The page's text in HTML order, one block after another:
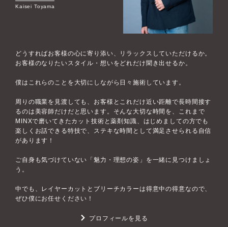
Kaisei Toyama
どうすればお客様の心に寄り添い、リラックスしていただけるか。
お客様のなりたいスタイル・想いをどれだけ聞き出せるか。
僕はこれらのことを大切にしながら日々施術しています。
周りの職業を見渡しても、お客様とこれだけ近い距離で長時間接す
るのは美容師だけだと思います。そんな大切な時間を、これまで
MINXで磨いてきたカット技術と薬剤知識、はじめましての方でも
楽しくお話できる特技で、ステキな時間として満足させられる自信
があります！
ご自身も気づけていない「魅力・理想の姿」を一緒に見つけましょ
う。
中でも、レイヤーカットとブリーチカラーは得意中の得意なので、
ぜひ僕にお任せください！
プロフィールを見る